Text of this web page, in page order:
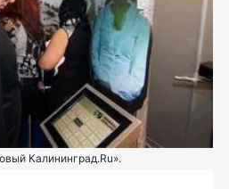
Калининград.Ru».